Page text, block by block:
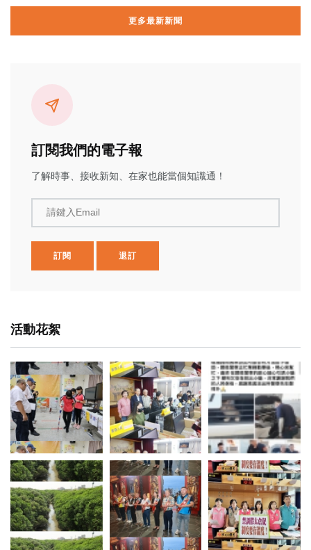
更多最新新聞
訂閱我們的電子報
了解時事、接收新知、在家也能當個知識通！
請鍵入Email
訂閱 退訂
活動花絮